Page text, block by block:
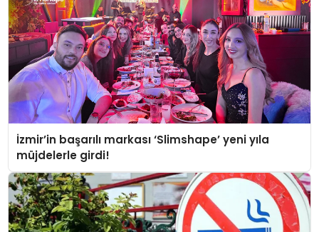
İzmir’in başarılı markası ‘Slimshape’ yeni yıla
müjdelerle girdi!